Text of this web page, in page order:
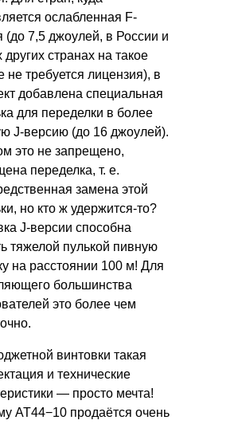
ослабленная F-
(до 7,5 джоулей, в России и
других странах на такое
не требуется лицензия), в
добавлена специальная
для переделки в более
J-версию (до 16 джоулей).
это не запрещено,
переделка, т. е.
замена этой
но кто ж удержится-то?
J-версии способна
тяжелой пулькой пивную
на расстоянии 100 м! Для
большинства
это более чем
винтовки такая
и технические
— просто мечта!
AT44−10 продаётся очень